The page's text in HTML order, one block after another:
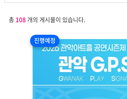
총 108개의 게시물이 있습니다.
진행예정